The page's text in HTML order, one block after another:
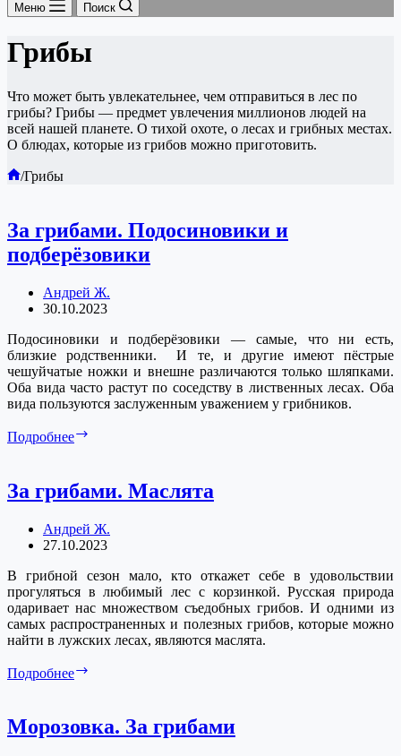
Меню Поиск
Грибы
Что может быть увлекательнее, чем отправиться в лес по
грибы? Грибы — предмет увлечения миллионов людей на
всей нашей планете. О тихой охоте, о лесах и грибных местах.
О блюдах, которые из грибов можно приготовить.
Главная
/Грибы
За грибами. Подосиновики и
подберёзовики
Андрей Ж.
30.10.2023
Подосиновики и подберёзовики — самые, что ни есть,
близкие родственники. И те, и другие имеют пёстрые
чешуйчатые ножки и внешне различаются только шляпками.
Оба вида часто растут по соседству в лиственных лесах. Оба
вида пользуются заслуженным уважением у грибников.
Подробнее
подберёзовики
За грибами. Маслята
Андрей Ж.
27.10.2023
В грибной сезон мало, кто откажет себе в удовольствии
прогуляться в любимый лес с корзинкой. Русская природа
одаривает нас множеством съедобных грибов. И одними из
самых распространенных и полезных грибов, которые можно
найти в лужских лесах, являются маслята.
Подробнее
Морозовка. За грибами